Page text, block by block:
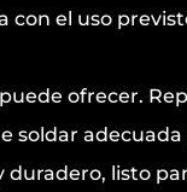
con el uso
ofrecer.
soldar
listo